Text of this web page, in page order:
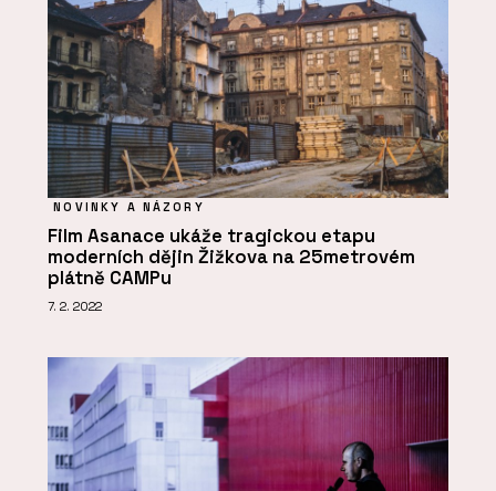
NOVINKY A NÁZORY
Film Asanace ukáže tragickou etapu
moderních dějin Žižkova na 25metrovém
plátně CAMPu
7. 2. 2022